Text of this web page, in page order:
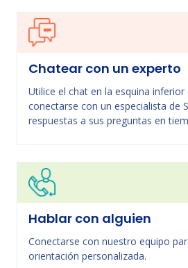
Chatear con un experto
Utilice el chat en la esquina inferior
conectarse con un especialista de
respuestas a sus preguntas en
Hablar con alguien
Conectarse con nuestro equipo
orientación personalizada.